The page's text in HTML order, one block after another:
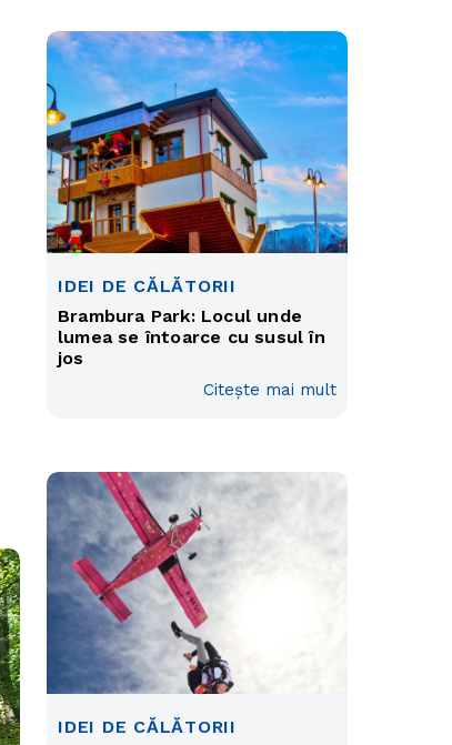
IDEI DE CĂLĂTORII
Brambura Park: Locul unde
lumea se întoarce cu susul în
jos
Citește mai mult
IDEI DE CĂLĂTORII